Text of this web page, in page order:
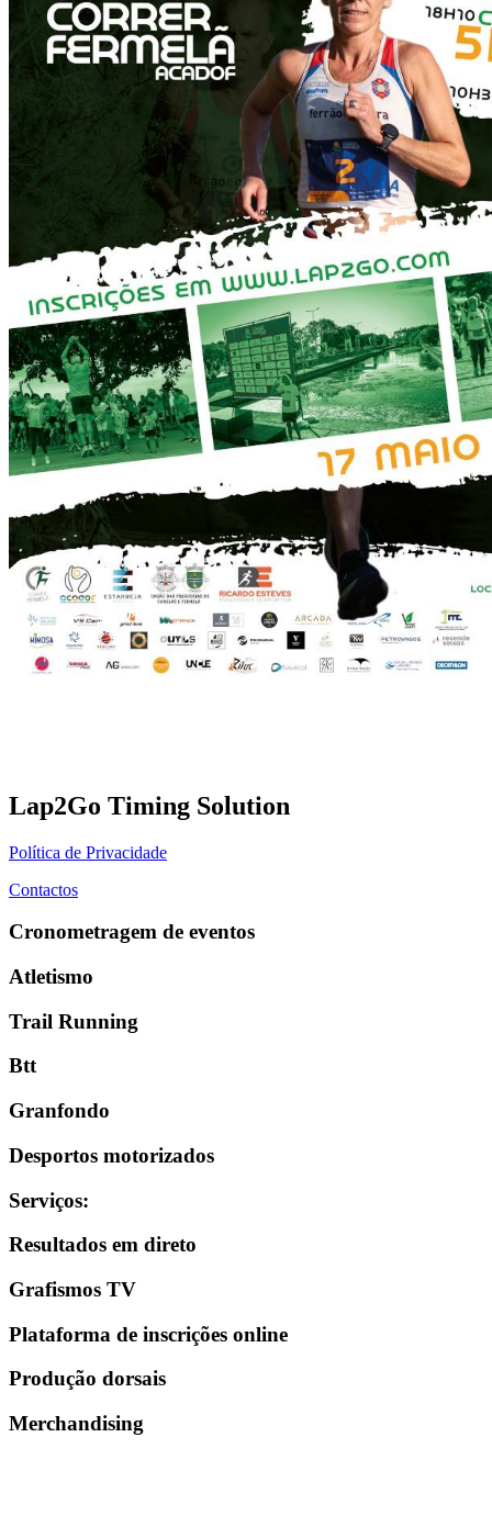
Lap2Go Timing Solution
Política de Privacidade
Contactos
Cronometragem de eventos
Atletismo
Trail Running
Btt
Granfondo
Desportos motorizados
Serviços:
Resultados em direto
Grafismos TV
Plataforma de inscrições online
Produção dorsais
Merchandising